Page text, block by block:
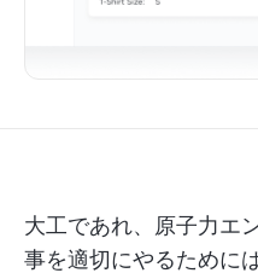
大工であれ、原子力エ
事を適切にやるために